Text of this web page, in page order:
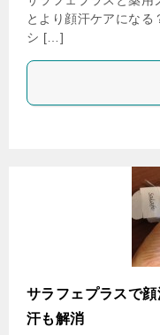
とより顔汗ケアになる
シ […]
サラフェプラスで
汗も解消